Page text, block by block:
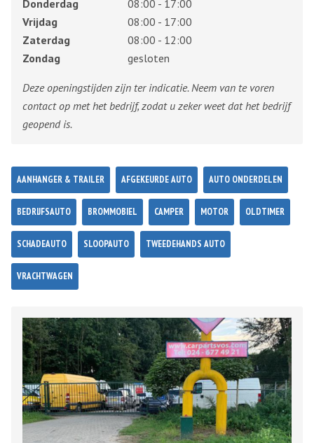
Donderdag
08:00 - 17:00
Vrijdag
08:00 - 17:00
Zaterdag
08:00 - 12:00
Zondag
gesloten
Deze openingstijden zijn ter indicatie. Neem van te voren
contact op met het bedrijf, zodat u zeker weet dat het bedrijf
geopend is.
AANHANGER & TRAILER AFGEKEURDE AUTO AUTO ONDERDELEN
BEDRIJFSAUTO BROMMOBIEL CAMPER MOTOR OLDTIMER
SCHADEAUTO SLOOPAUTO TWEEDEHANDS AUTO
VRACHTWAGEN